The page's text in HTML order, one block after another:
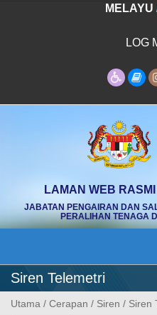
MELAYU
LOG
LAMAN WEB
JABATAN PENGAIRAN DAN
PERALIHAN TENAGA
Siren Telemetri
Utama / Cerapan / Siren / Siren